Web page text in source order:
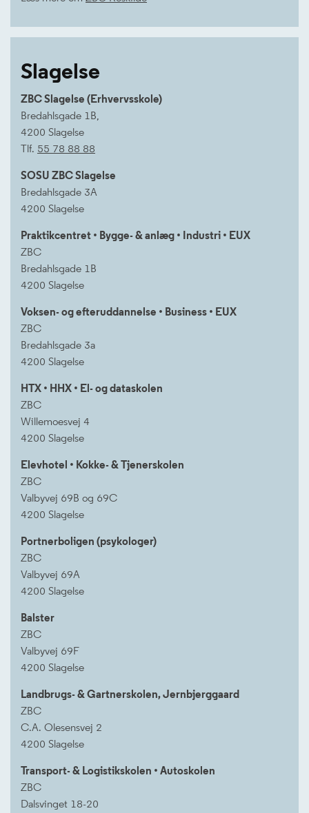
Slagelse
ZBC Slagelse (Erhvervsskole)
Bredahlsgade 1B,
4200 Slagelse
Tlf. 55 78 88 88
SOSU ZBC Slagelse
Bredahlsgade 3A
4200 Slagelse
Praktikcentret • Bygge- & anlæg • Industri • EUX
ZBC
Bredahlsgade 1B
4200 Slagelse
Voksen- og efteruddannelse • Business • EUX
ZBC
Bredahlsgade 3a
4200 Slagelse
HTX • HHX • El- og dataskolen
ZBC
Willemoesvej 4
4200 Slagelse
Elevhotel • Kokke- & Tjenerskolen
ZBC
Valbyvej 69B og 69C
4200 Slagelse
Portnerboligen (psykologer)
ZBC
Valbyvej 69A
4200 Slagelse
Balster
ZBC
Valbyvej 69F
4200 Slagelse
Landbrugs- & Gartnerskolen, Jernbjerggaard
ZBC
C.A. Olesensvej 2
4200 Slagelse
Transport- & Logistikskolen • Autoskolen
ZBC
Dalsvinget 18-20